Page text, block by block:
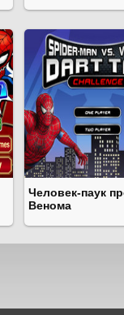
Человек-паук
Венома